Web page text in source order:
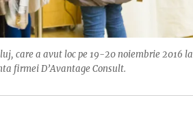
care a avut loc pe 19-20 noiembrie 2016 la
firmei D’Avantage Consult.